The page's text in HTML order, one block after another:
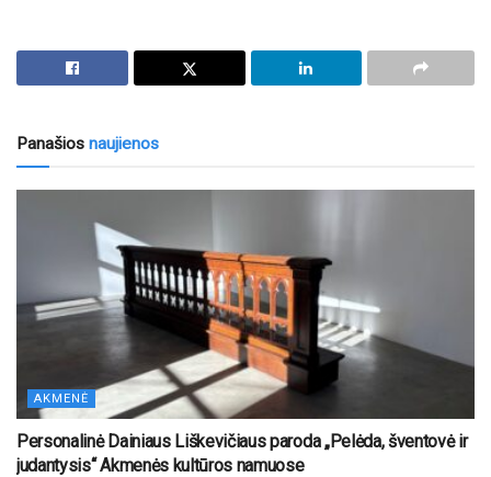
Panašios naujienos
AKMENĖ
Personalinė Dainiaus Liškevičiaus paroda „Pelėda, šventovė ir
judantysis“ Akmenės kultūros namuose